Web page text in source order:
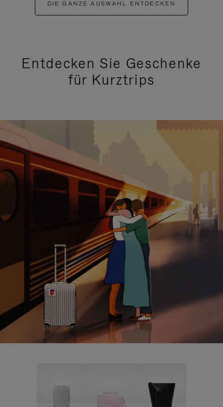
DIE GANZE AUSWAHL ENTDECKEN
Entdecken Sie Geschenke
für Kurztrips